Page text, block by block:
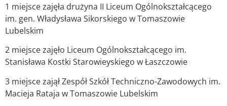
1 miejsce zajęła drużyna II Liceum Ogólnokształcącego
im. gen. Władysława Sikorskiego w Tomaszowie
Lubelskim
2 miejsce zajęło Liceum Ogólnokształcącego im.
Stanisława Kostki Starowieyskiego w Łaszczowie
3 miejsce zajął Zespół Szkół Techniczno-Zawodowych im.
Macieja Rataja w Tomaszowie Lubelskim